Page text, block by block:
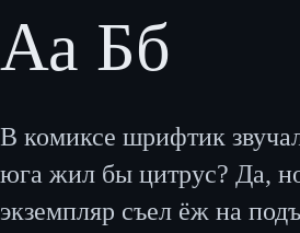
Аа Бб
В комиксе шрифтик
юга жил бы цитрус? Да,
экземпляр съел ёж на